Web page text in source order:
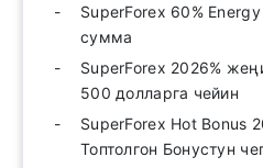
SuperForex 60%
сумма
SuperForex 2026%
500 долларга чейин
SuperForex Hot Bonus
Топтолгон Бонустун